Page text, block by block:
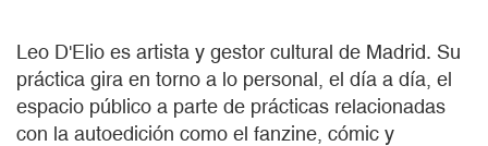
Leo D'Elio es artista y gestor cultural de Madrid. Su
práctica gira en torno a lo personal, el día a día, el
espacio público a parte de prácticas relacionadas
con la autoedición como el fanzine, cómic y